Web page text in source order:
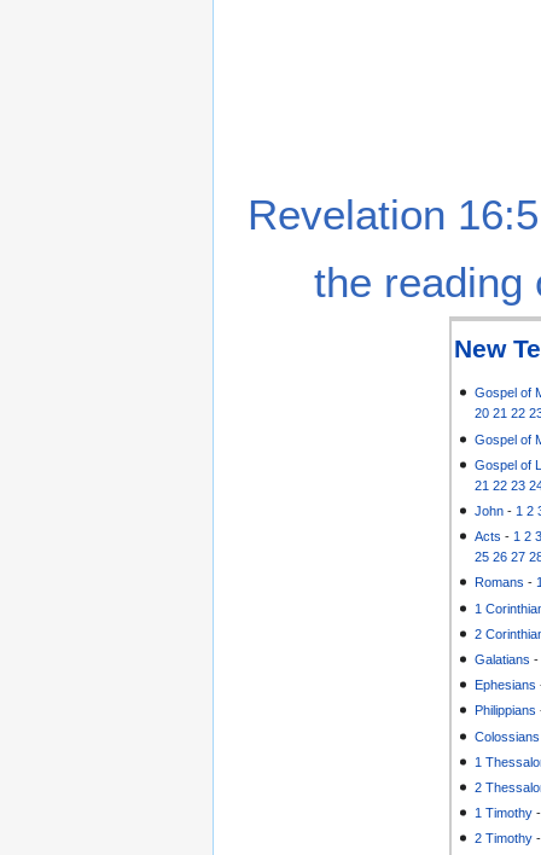
Revelation
the reading
New
Gospel of
20 21 22
Gospel of
Gospel of
21 22 23
John - 1 2
Acts - 1 2
25 26 27
Romans -
1
2
Galatians
Ephesians
Philippians
Colossians
1
2
1 Timothy
2 Timothy